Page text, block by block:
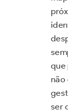
que
não
ser